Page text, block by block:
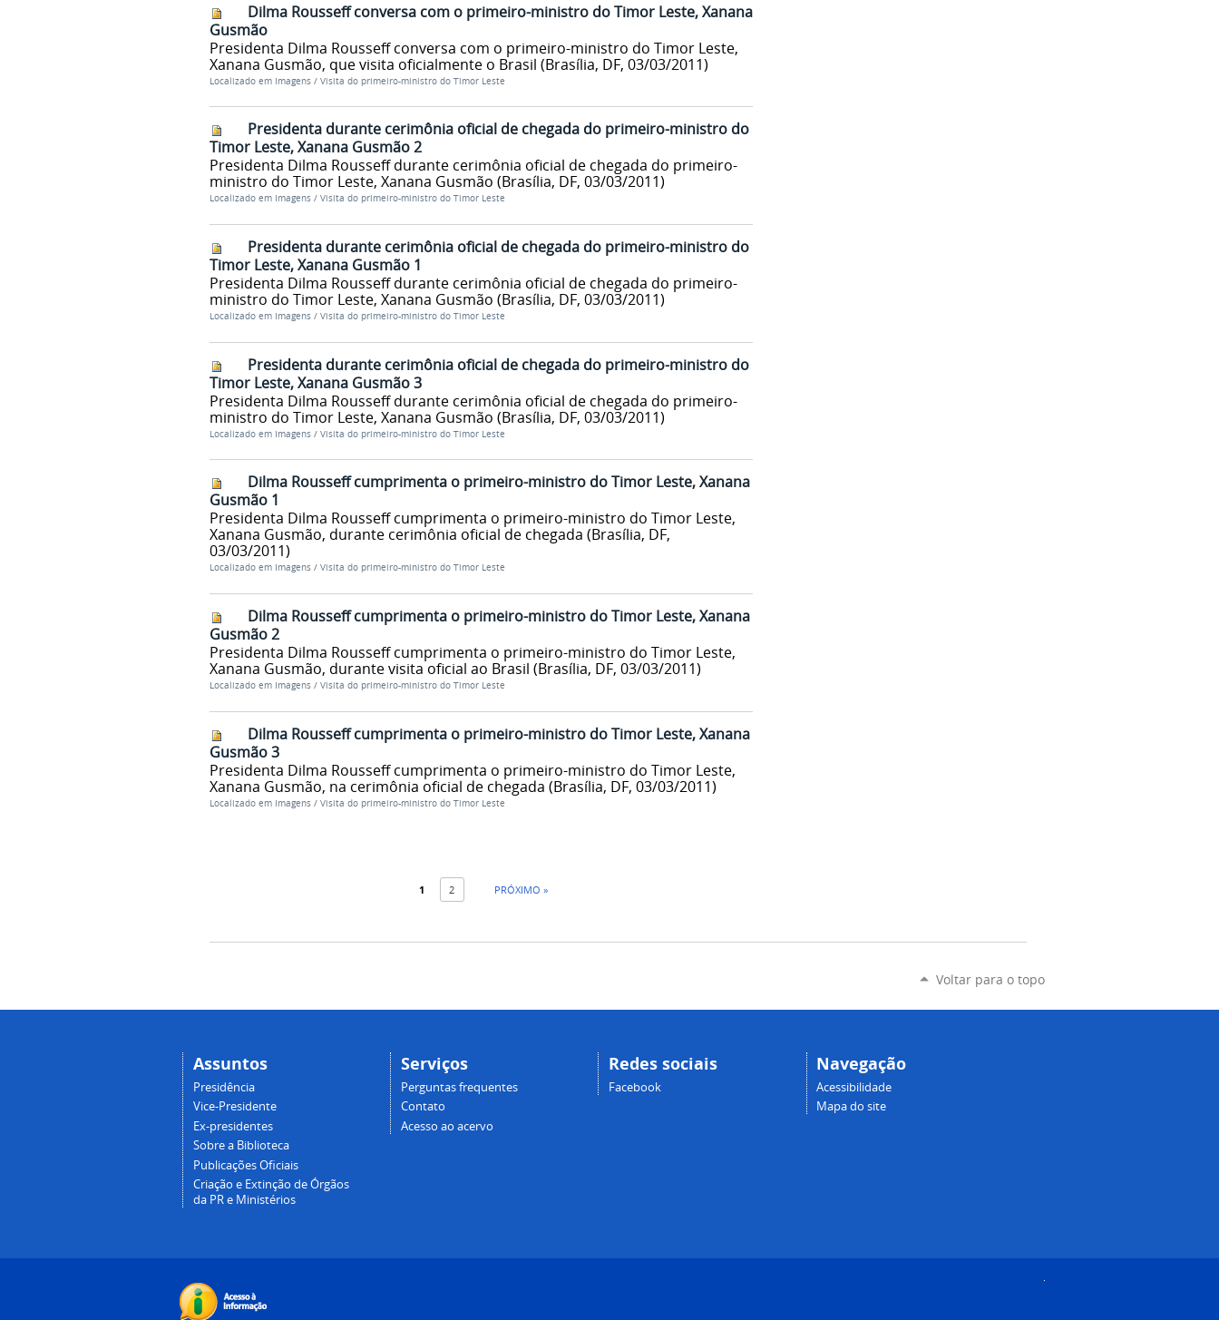
Dilma Rousseff conversa com o primeiro-ministro do Timor Leste, Xanana
Gusmão
Presidenta Dilma Rousseff conversa com o primeiro-ministro do Timor Leste,
Xanana Gusmão, que visita oficialmente o Brasil (Brasília, DF, 03/03/2011)
Localizado em Imagens / Visita do primeiro-ministro do Timor Leste
Presidenta durante cerimônia oficial de chegada do primeiro-ministro do
Timor Leste, Xanana Gusmão 2
Presidenta Dilma Rousseff durante cerimônia oficial de chegada do primeiro-
ministro do Timor Leste, Xanana Gusmão (Brasília, DF, 03/03/2011)
Localizado em Imagens / Visita do primeiro-ministro do Timor Leste
Presidenta durante cerimônia oficial de chegada do primeiro-ministro do
Timor Leste, Xanana Gusmão 1
Presidenta Dilma Rousseff durante cerimônia oficial de chegada do primeiro-
ministro do Timor Leste, Xanana Gusmão (Brasília, DF, 03/03/2011)
Localizado em Imagens / Visita do primeiro-ministro do Timor Leste
Presidenta durante cerimônia oficial de chegada do primeiro-ministro do
Timor Leste, Xanana Gusmão 3
Presidenta Dilma Rousseff durante cerimônia oficial de chegada do primeiro-
ministro do Timor Leste, Xanana Gusmão (Brasília, DF, 03/03/2011)
Localizado em Imagens / Visita do primeiro-ministro do Timor Leste
Dilma Rousseff cumprimenta o primeiro-ministro do Timor Leste, Xanana
Gusmão 1
Presidenta Dilma Rousseff cumprimenta o primeiro-ministro do Timor Leste,
Xanana Gusmão, durante cerimônia oficial de chegada (Brasília, DF,
03/03/2011)
Localizado em Imagens / Visita do primeiro-ministro do Timor Leste
Dilma Rousseff cumprimenta o primeiro-ministro do Timor Leste, Xanana
Gusmão 2
Presidenta Dilma Rousseff cumprimenta o primeiro-ministro do Timor Leste,
Xanana Gusmão, durante visita oficial ao Brasil (Brasília, DF, 03/03/2011)
Localizado em Imagens / Visita do primeiro-ministro do Timor Leste
Dilma Rousseff cumprimenta o primeiro-ministro do Timor Leste, Xanana
Gusmão 3
Presidenta Dilma Rousseff cumprimenta o primeiro-ministro do Timor Leste,
Xanana Gusmão, na cerimônia oficial de chegada (Brasília, DF, 03/03/2011)
Localizado em Imagens / Visita do primeiro-ministro do Timor Leste
1 2 PRÓXIMO »
Voltar para o topo
Assuntos
Presidência
Vice-Presidente
Ex-presidentes
Sobre a Biblioteca
Publicações Oficiais
Criação e Extinção de Órgãos
da PR e Ministérios
Serviços
Perguntas frequentes
Contato
Acesso ao acervo
Redes sociais
Facebook
Navegação
Acessibilidade
Mapa do site